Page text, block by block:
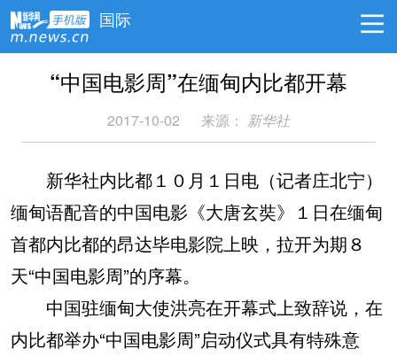
国际
“中国电影周”在缅甸内比都开幕
2017-10-02 来源： 新华社
新华社内比都１０月１日电（记者庄北宁）
缅甸语配音的中国电影《大唐玄奘》１日在缅甸
首都内比都的昂达毕电影院上映，拉开为期８
天“中国电影周”的序幕。
中国驻缅甸大使洪亮在开幕式上致辞说，在
内比都举办“中国电影周”启动仪式具有特殊意